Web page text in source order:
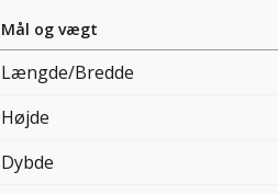
Mål og vægt
Længde/Bredde
Højde
Dybde